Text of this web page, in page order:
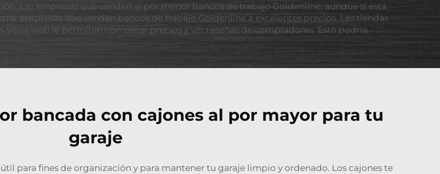
Las empresas que venden al por menor bancos de trabajo Goldenline, aunque si está
empresas que vendan bancos de trabajo Goldenline a excelentes precios. Las tiendas
sitios web le permiten comparar precios y ver reseñas de compradores. Esto podría
bancada con cajones al por mayor para tu
garaje
para fines de organización y para mantener tu garaje limpio y ordenado. Los cajones te